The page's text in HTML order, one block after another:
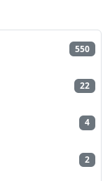
550
22
4
2